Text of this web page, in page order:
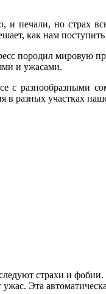
печали, но страх
как нам
породил мировую
и ужасами.
с разнообразными
разных участках
страхи и
Эта